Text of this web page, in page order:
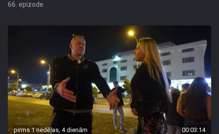
66. epizode
pirms 1 nedēļas, 4 dienām 00:03:14